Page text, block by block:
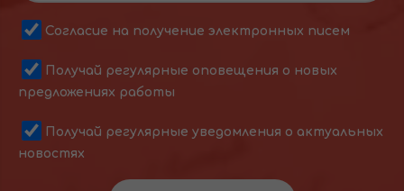
Согласие на получение электронных писем
Получай регулярные оповещения о новых
предложениях работы
Получай регулярные уведомления о актуальных
новостях